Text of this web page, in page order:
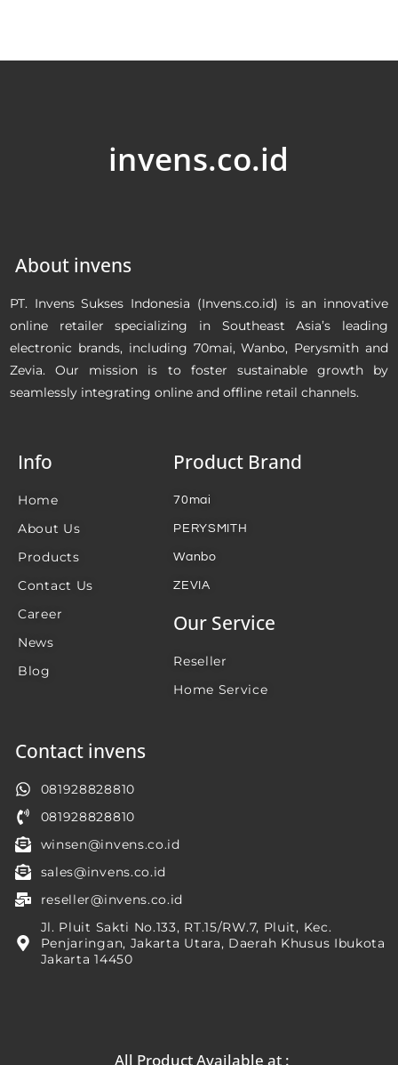
invens.co.id
About invens
PT. Invens Sukses Indonesia (Invens.co.id) is an innovative
online retailer specializing in Southeast Asia’s leading
electronic brands, including 70mai, Wanbo, Perysmith and
Zevia. Our mission is to foster sustainable growth by
seamlessly integrating online and offline retail channels.
Info
Home
About Us
Products
Contact Us
Career
News
Blog
Product Brand
70mai
PERYSMITH
Wanbo
ZEVIA
Our Service
Reseller
Home Service
Contact invens
081928828810
081928828810
winsen@invens.co.id
sales@invens.co.id
reseller@invens.co.id
Jl. Pluit Sakti No.133, RT.15/RW.7, Pluit, Kec.
Penjaringan, Jakarta Utara, Daerah Khusus Ibukota
Jakarta 14450
All Product Available at :